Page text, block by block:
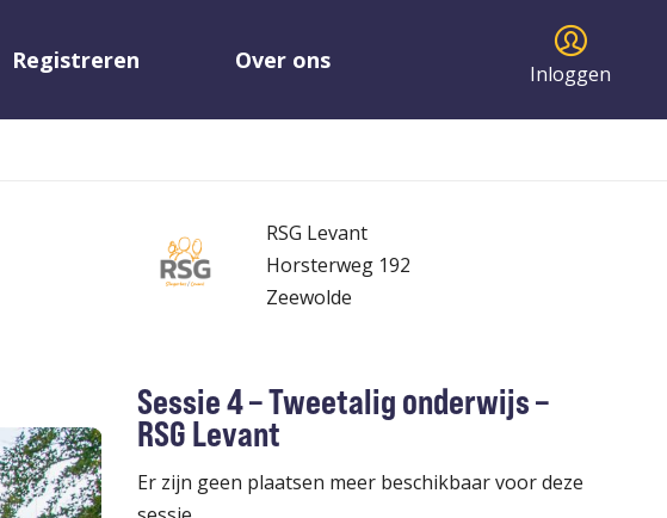
Registreren Over ons Inloggen
RSG Levant
Horsterweg 192
Zeewolde
Sessie 4 – Tweetalig onderwijs –
RSG Levant
Er zijn geen plaatsen meer beschikbaar voor deze